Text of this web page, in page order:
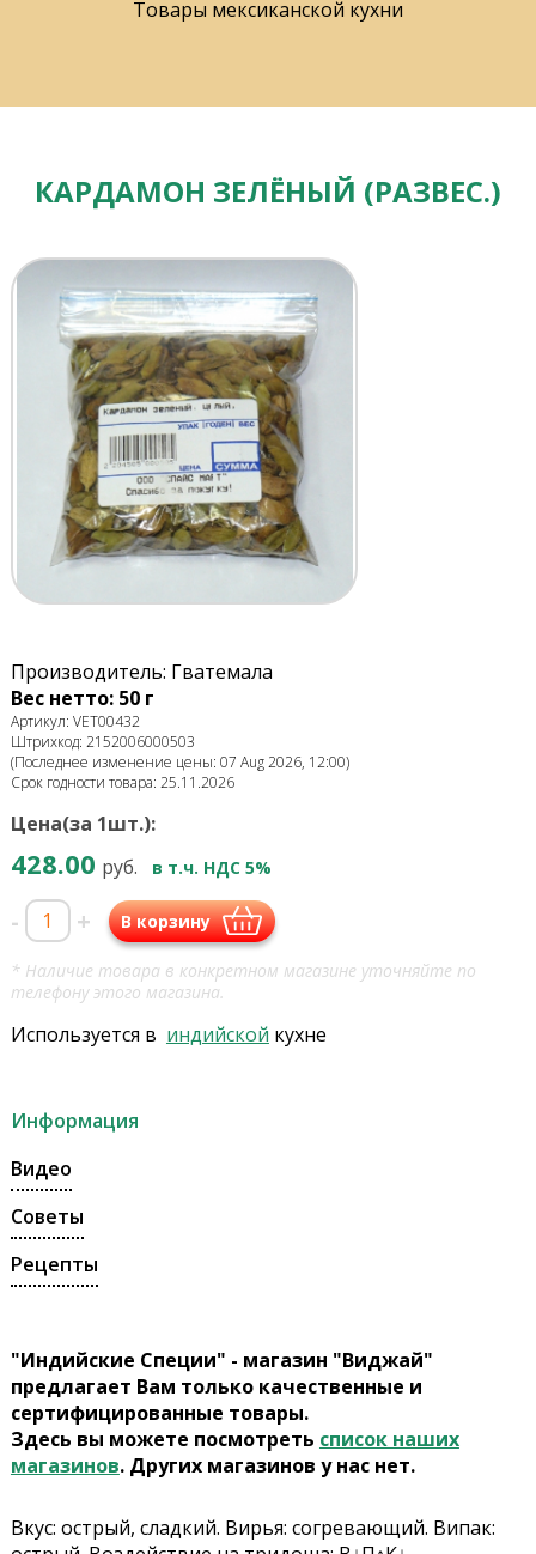
Товары мексиканской кухни
КАРДАМОН ЗЕЛЁНЫЙ (РАЗВЕС.)
Производитель: Гватемала
Вес нетто: 50 г
Артикул: VET00432
Штрихкод: 2152006000503
(Последнее изменение цены: 07 Aug 2026, 12:00)
Срок годности товара: 25.11.2026
Цена(за 1шт.):
428.00 руб. в т.ч. НДС 5%
- + В корзину
* Наличие товара в конкретном магазине уточняйте по
телефону этого магазина.
Используется в индийской кухне
Информация
Видео
Советы
Рецепты
"Индийские Специи" - магазин "Виджай"
предлагает Вам только качественные и
сертифицированные товары.
Здесь вы можете посмотреть список наших
магазинов. Других магазинов у нас нет.
Вкус: острый, сладкий. Вирья: cогревающий. Випак: